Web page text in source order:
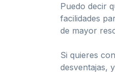
Puedo decir
facilidades
de mayor
Si quieres
desventajas,